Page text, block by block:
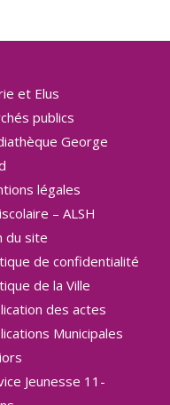
et Elus
publics
George
légales
– ALSH
du site
de confidentialité
de la Ville
des actes
Municipales
Jeunesse 11-